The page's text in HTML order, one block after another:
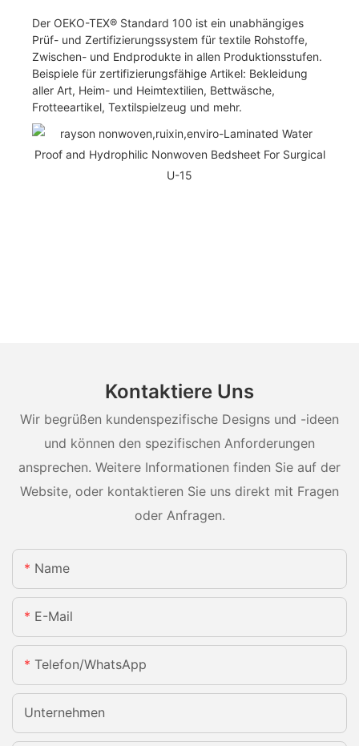
Der OEKO-TEX® Standard 100 ist ein unabhängiges
Prüf- und Zertifizierungssystem für textile Rohstoffe,
Zwischen- und Endprodukte in allen Produktionsstufen.
Beispiele für zertifizierungsfähige Artikel: Bekleidung
aller Art, Heim- und Heimtextilien, Bettwäsche,
Frotteeartikel, Textilspielzeug und mehr.
Kontaktiere Uns
Wir begrüßen kundenspezifische Designs und -ideen
und können den spezifischen Anforderungen
ansprechen. Weitere Informationen finden Sie auf der
Website, oder kontaktieren Sie uns direkt mit Fragen
oder Anfragen.
Name
E-Mail
Telefon/WhatsApp
Unternehmen